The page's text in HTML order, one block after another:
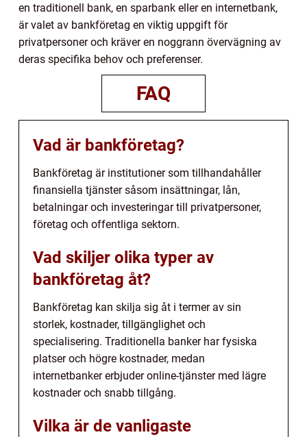
en traditionell bank, en sparbank eller en internetbank,
är valet av bankföretag en viktig uppgift för
privatpersoner och kräver en noggrann övervägning av
deras specifika behov och preferenser.
FAQ
Vad är bankföretag?
Bankföretag är institutioner som tillhandahåller
finansiella tjänster såsom insättningar, lån,
betalningar och investeringar till privatpersoner,
företag och offentliga sektorn.
Vad skiljer olika typer av
bankföretag åt?
Bankföretag kan skilja sig åt i termer av sin
storlek, kostnader, tillgänglighet och
specialisering. Traditionella banker har fysiska
platser och högre kostnader, medan
internetbanker erbjuder online-tjänster med lägre
kostnader och snabb tillgång.
Vilka är de vanligaste